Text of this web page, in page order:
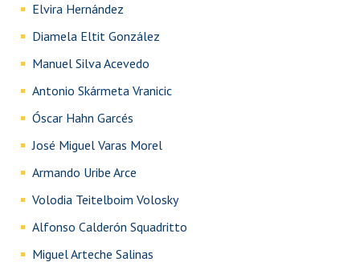
Elvira Hernández
Diamela Eltit González
Manuel Silva Acevedo
Antonio Skármeta Vranicic
Óscar Hahn Garcés
José Miguel Varas Morel
Armando Uribe Arce
Volodia Teitelboim Volosky
Alfonso Calderón Squadritto
Miguel Arteche Salinas